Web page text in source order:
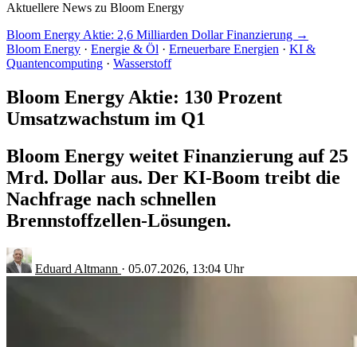
Aktuellere News zu Bloom Energy
Bloom Energy Aktie: 2,6 Milliarden Dollar Finanzierung →
Bloom Energy · Energie & Öl · Erneuerbare Energien · KI &
Quantencomputing · Wasserstoff
Bloom Energy Aktie: 130 Prozent
Umsatzwachstum im Q1
Bloom Energy weitet Finanzierung auf 25
Mrd. Dollar aus. Der KI-Boom treibt die
Nachfrage nach schnellen
Brennstoffzellen-Lösungen.
Eduard Altmann · 05.07.2026, 13:04 Uhr